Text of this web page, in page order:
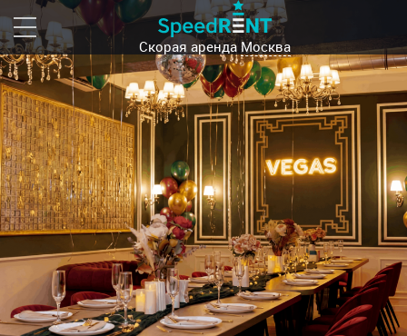
Скорая аренда Москва